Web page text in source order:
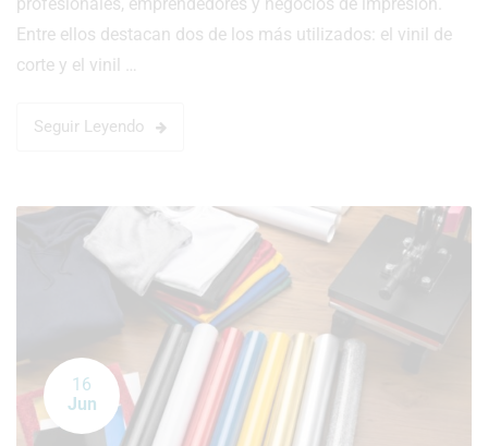
Entre ellos destacan dos de los más utilizados: el vinil de
corte y el vinil …
Seguir Leyendo
16
Jun